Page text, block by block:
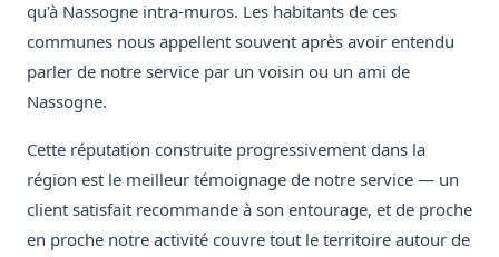
qu'à Nassogne intra-muros. Les habitants de ces
communes nous appellent souvent après avoir entendu
parler de notre service par un voisin ou un ami de
Nassogne.
Cette réputation construite progressivement dans la
région est le meilleur témoignage de notre service — un
client satisfait recommande à son entourage, et de proche
en proche notre activité couvre tout le territoire autour de